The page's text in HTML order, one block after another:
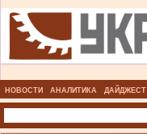
НОВОСТИ АНАЛИТИКА ДАЙДЖЕСТ